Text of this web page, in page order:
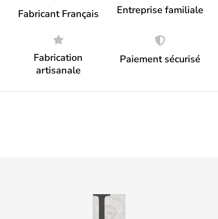
Fabricant Français Entreprise familiale
Fabrication
artisanale
Paiement sécurisé